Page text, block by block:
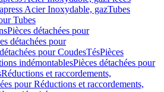
Acier Inoxydable, gazTubes
Tubes
Pièces détachées pour
détachées pour
pour CoudesTésPièces
indémontablesPièces détachées pour
Réductions et raccordements,
pour Réductions et raccordements,